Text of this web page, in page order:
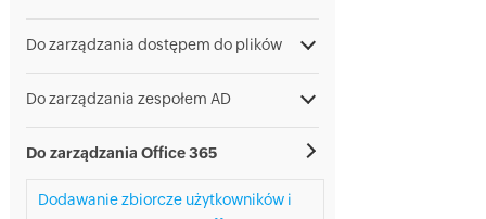
Do zarządzania dostępem do plików
Do zarządzania zespołem AD
Do zarządzania Office 365
Dodawanie zbiorcze użytkowników i